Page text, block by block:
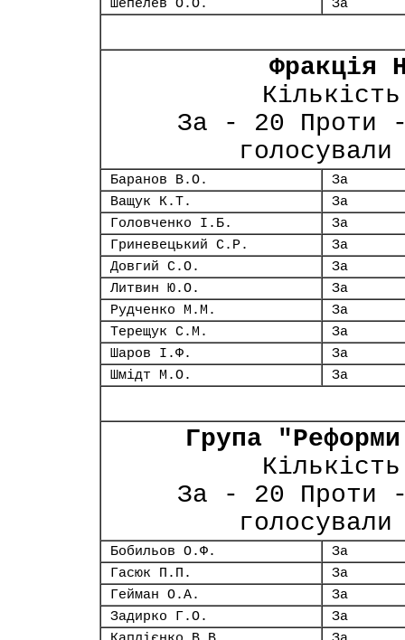
Шепелев О.О.
За
Фракція
За - 20 Проти
Баранов В.О.
За
Ващук К.Т.
За
Головченко І.Б.
За
Гриневецький С.Р.
За
Довгий С.О.
За
Литвин Ю.О.
За
Рудченко М.М.
За
Терещук С.М.
За
Шаров І.Ф.
За
Шмідт М.О.
За
Група
За - 20 Проти
Бобильов О.Ф.
За
Гасюк П.П.
За
Гейман О.А.
За
Задирко Г.О.
За